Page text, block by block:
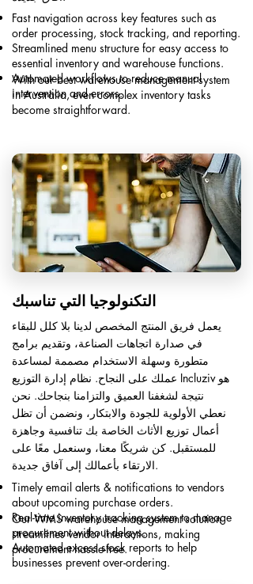
Fast navigation across key features such as
order processing, stock tracking, and reporting.
Streamlined menu structure for easy access to
essential inventory and warehouse functions.
Automated workflows to reduce manual
intervention and errors.
With our best warehouse management system
in Australia, even complex inventory tasks
become straightforward.
التكنولوجيا التي تناسبك
يعمل فريق المنتج المخصص لدينا بلا كلل للبقاء
في صدارة اتجاهات الصناعة، وتقديم برامج
متطورة وسهلة الاستخدام مصممة لمساعدة
عملك على النجاح. نظام إدارة التوزيع Incluziv هو
نتيجة لشغفنا العميق والتزامنا بنجاحك. نحن
نعطي الأولوية للجودة والابتكار، ونضمن أن تظل
أعمال توزيع الأثاث الخاصة بك تنافسية وجاهزة
للمستقبل. كن شريكًا معنا، وسنعمل معًا على
الارتقاء بأعمالك إلى آفاق جديدة.
Timely email alerts & notifications to vendors
about upcoming purchase orders.
Real-time inventory tracking system to manage
procurement without delays.
Automated excess stock reports to help
businesses prevent over-ordering.​
Our WMS warehouse management solution
streamlines vendor interactions, making
procurement hassle-free.